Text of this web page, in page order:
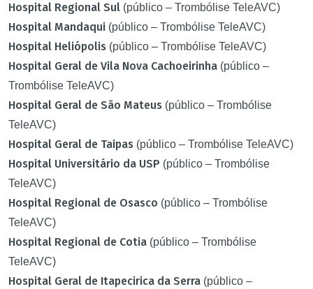
Hospital Regional Sul (público – Trombólise TeleAVC)
Hospital Mandaqui (público – Trombólise TeleAVC)
Hospital Heliópolis (público – Trombólise TeleAVC)
Hospital Geral de Vila Nova Cachoeirinha (público –
Trombólise TeleAVC)
Hospital Geral de São Mateus (público – Trombólise
TeleAVC)
Hospital Geral de Taipas (público – Trombólise TeleAVC)
Hospital Universitário da USP (público – Trombólise
TeleAVC)
Hospital Regional de Osasco (público – Trombólise
TeleAVC)
Hospital Regional de Cotia (público – Trombólise
TeleAVC)
Hospital Geral de Itapecirica da Serra (público –